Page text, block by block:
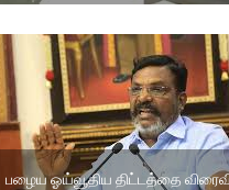
பழைய ஓய்வூதிய திட்டத்தை